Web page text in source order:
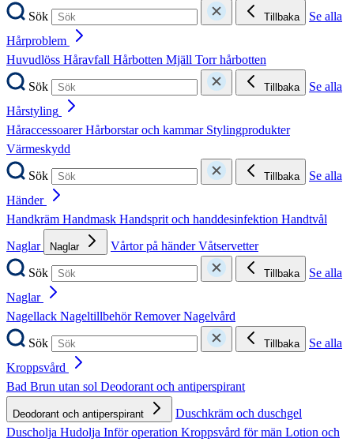
Sök
Tillbaka
Se alla
Hårproblem
Huvudlöss Håravfall Hårbotten Mjäll Torr hårbotten
Sök
Tillbaka
Se alla
Hårstyling
HåraccessoarerHårborstar och kammar Stylingprodukter
Värmeskydd
Sök
Tillbaka
Se alla
Händer
Handkräm Handmask Handsprit och handdesinfektion Handtvål
Naglar
Naglar Vårtor på händerVåtservetter
Sök
Tillbaka
Se alla
Naglar
Nagellack NageltillbehörRemoverNagelvård
Sök
Tillbaka
Se alla
Kroppsvård
Bad Brun utan sol Deodorant och antiperspirant
Deodorant och antiperspirant
Duschkräm och duschgel
Duscholja Hudolja Inför operation Kroppsvård för män Lotion och